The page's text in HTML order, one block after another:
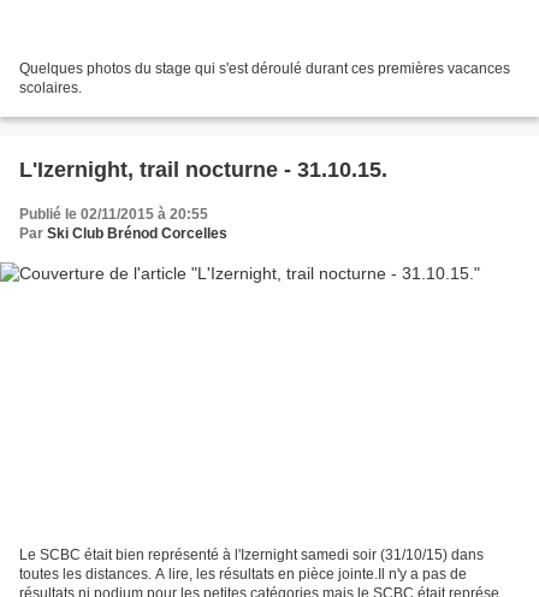
Quelques photos du stage qui s'est déroulé durant ces premières vacances
scolaires.
L'Izernight, trail nocturne - 31.10.15.
Publié le 02/11/2015 à 20:55
Par Ski Club Brénod Corcelles
Le SCBC était bien représenté à l'Izernight samedi soir (31/10/15) dans
toutes les distances. A lire, les résultats en pièce jointe.Il n'y a pas de
résultats ni podium pour les petites catégories mais le SCBC était représenté